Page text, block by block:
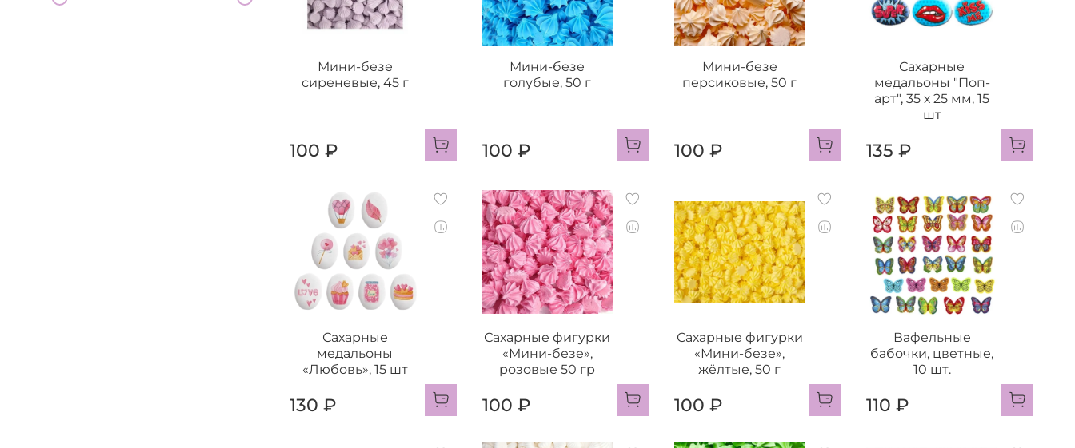
Мини-безе
сиреневые, 45 г
100 ₽
Мини-безе
голубые, 50 г
100 ₽
Мини-безе
персиковые, 50 г
100 ₽
Сахарные
медальоны "Поп-
арт", 35 х 25 мм, 15
шт
135 ₽
Сахарные
медальоны
«Любовь», 15 шт
130 ₽
Сахарные фигурки
«Мини-безе»,
розовые 50 гр
100 ₽
Сахарные фигурки
«Мини-безе»,
жёлтые, 50 г
100 ₽
Вафельные
бабочки, цветные,
10 шт.
110 ₽